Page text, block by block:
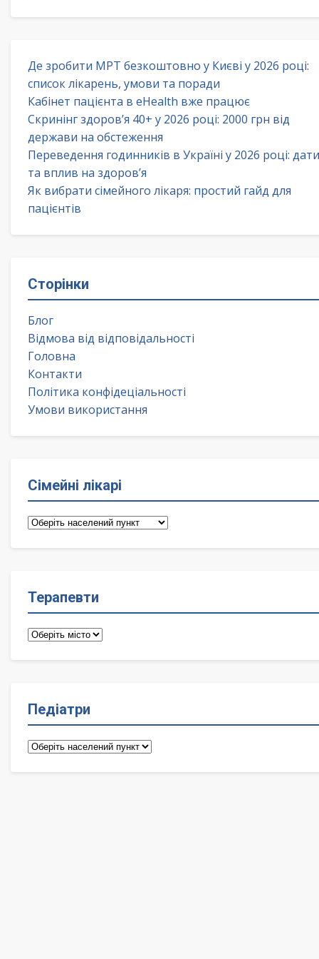
Де зробити МРТ безкоштовно у Києві у 2026 році:
список лікарень, умови та поради
Кабінет пацієнта в eHealth вже працює
Скринінг здоров’я 40+ у 2026 році: 2000 грн від
держави на обстеження
Переведення годинників в Україні у 2026 році: дати
та вплив на здоров’я
Як вибрати сімейного лікаря: простий гайд для
пацієнтів
Сторінки
Блог
Відмова від відповідальності
Головна
Контакти
Політика конфідеціальності
Умови використання
Сімейні лікарі
Сімейні
Терапевти
Терапевти
Педіатри
Педіатри